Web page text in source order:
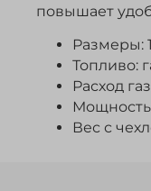
повышает
Размеры:
Топливо:
Расход
Вес с